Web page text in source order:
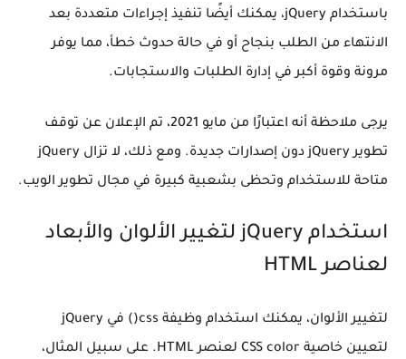
باستخدام jQuery، يمكنك أيضًا تنفيذ إجراءات متعددة بعد
الانتهاء من الطلب بنجاح أو في حالة حدوث خطأ، مما يوفر
مرونة وقوة أكبر في إدارة الطلبات والاستجابات.
يرجى ملاحظة أنه اعتبارًا من مايو 2021، تم الإعلان عن توقف
تطوير jQuery دون إصدارات جديدة. ومع ذلك، لا تزال jQuery
متاحة للاستخدام وتحظى بشعبية كبيرة في مجال تطوير الويب.
استخدام jQuery لتغيير الألوان والأبعاد
لعناصر HTML
لتغيير الألوان، يمكنك استخدام وظيفة css() في jQuery
لتعيين خاصية CSS color لعنصر HTML. على سبيل المثال،